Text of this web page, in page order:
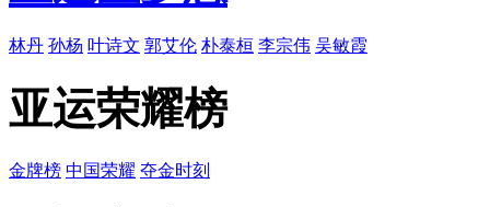
林丹 孙杨 叶诗文 郭艾伦 朴泰桓 李宗伟 吴敏霞
亚运荣耀榜
金牌榜 中国荣耀 夺金时刻